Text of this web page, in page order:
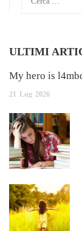
ULTIMI
My hero is
21 Lug 2026